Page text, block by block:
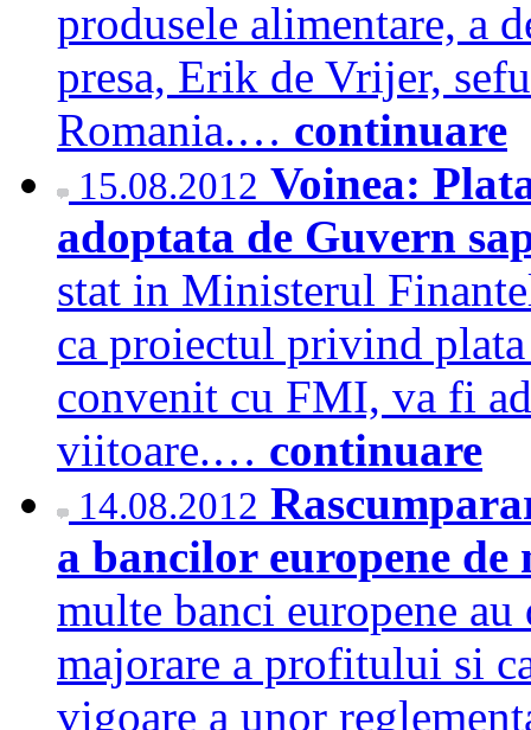
produsele alimentare, a
presa, Erik de Vrijer,
Romania.… continuare
15.08.2012 Voinea:
adoptata de Guvern
stat in Ministerul
ca proiectul privind
convenit cu FMI, va fi
viitoare.… continuare
14.08.2012
a bancilor europene
multe banci europene
majorare a profitului si
vigoare a unor